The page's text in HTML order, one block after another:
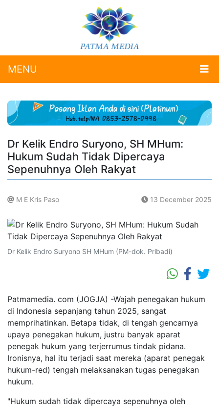
MENU
Dr Kelik Endro Suryono, SH MHum:
Hukum Sudah Tidak Dipercaya
Sepenuhnya Oleh Rakyat
M E Kris Paso 13 December 2025
Dr Kelik Endro Suryono SH MHum (PM-dok. Pribadi)
Patmamedia. com (JOGJA) -Wajah penegakan hukum
di Indonesia sepanjang tahun 2025, sangat
memprihatinkan. Betapa tidak, di tengah gencarnya
upaya penegakan hukum, justru banyak aparat
penegak hukum yang terjerrumus tindak pidana.
Ironisnya, hal itu terjadi saat mereka (aparat penegak
hukum-red) tengah melaksanakan tugas penegakan
hukum.
"Hukum sudah tidak dipercaya sepenuhnya oleh